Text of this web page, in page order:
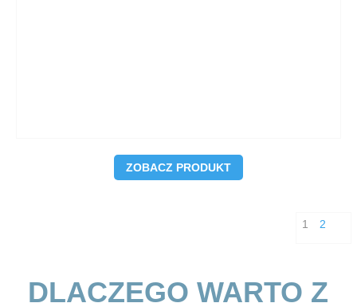
ZOBACZ PRODUKT
1 2
DLACZEGO WARTO Z